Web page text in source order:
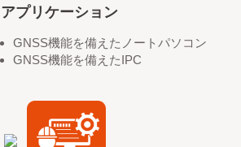
アプリケーション
GNSS機能を備えたノートパソコン
GNSS機能を備えたIPC